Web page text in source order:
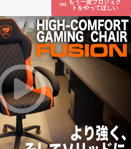
トをやってほしい